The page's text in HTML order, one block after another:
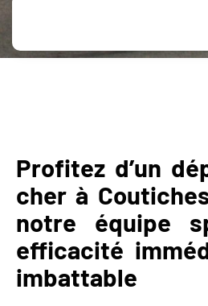
Profitez d’un
cher à
notre équipe
efficacité
imbattable